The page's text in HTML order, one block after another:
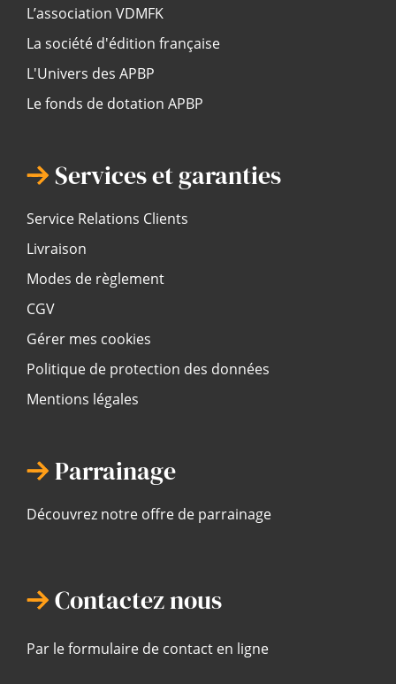
L’association VDMFK
La société d'édition française
L'Univers des APBP
Le fonds de dotation APBP
Services et garanties
Service Relations Clients
Livraison
Modes de règlement
CGV
Gérer mes cookies
Politique de protection des données
Mentions légales
Parrainage
Découvrez notre offre de parrainage
Contactez nous
Par le formulaire de contact en ligne